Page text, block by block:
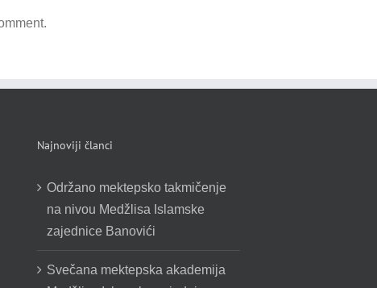
Najnoviji članci
Održano mektepsko takmičenje
na nivou Medžlisa Islamske
zajednice Banovići
Svečana mektepska akademija